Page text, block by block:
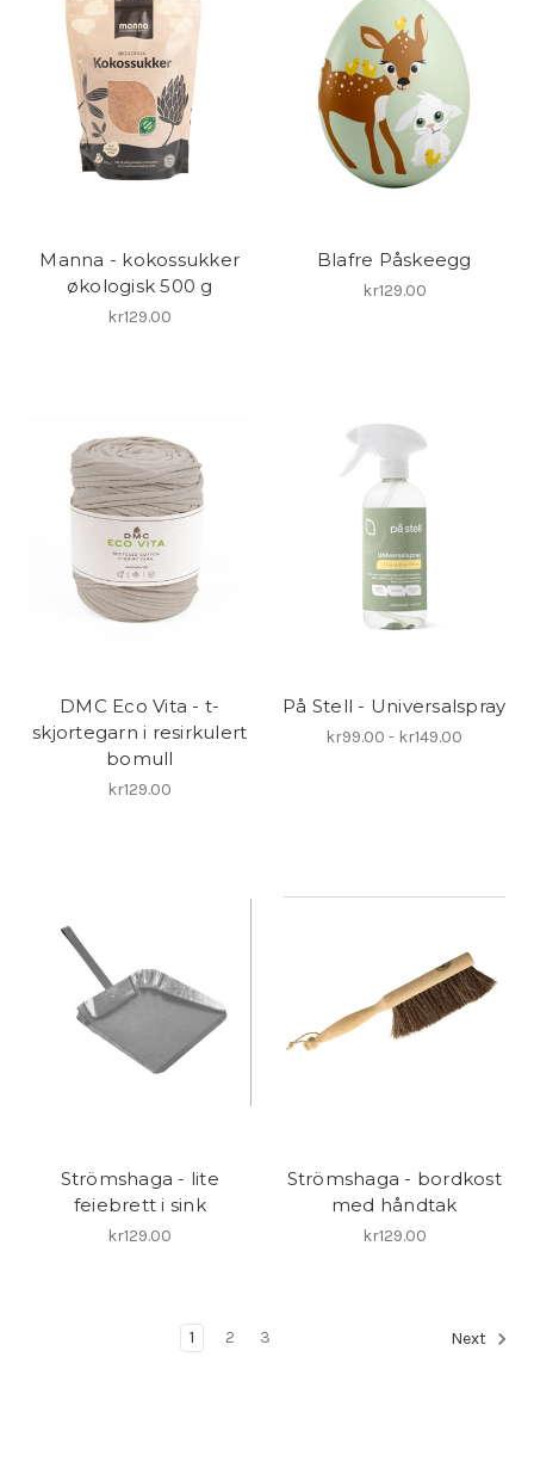
Manna - kokossukker
økologisk 500 g
kr129.00
Blafre Påskeegg
kr129.00
DMC Eco Vita - t-
skjortegarn i resirkulert
bomull
kr129.00
På Stell - Universalspray
kr99.00 - kr149.00
Strömshaga - lite
feiebrett i sink
kr129.00
Strömshaga - bordkost
med håndtak
kr129.00
1 2 3 Next